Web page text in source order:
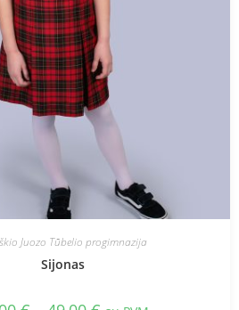
Juozo Tūbelio progimnazija
Sijonas